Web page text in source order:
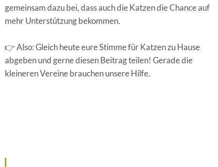
gemeinsam dazu bei, dass auch die Katzen die Chance auf
mehr Unterstützung bekommen.
👉 Also: Gleich heute eure Stimme für Katzen zu Hause
abgeben und gerne diesen Beitrag teilen! Gerade die
kleineren Vereine brauchen unsere Hilfe.